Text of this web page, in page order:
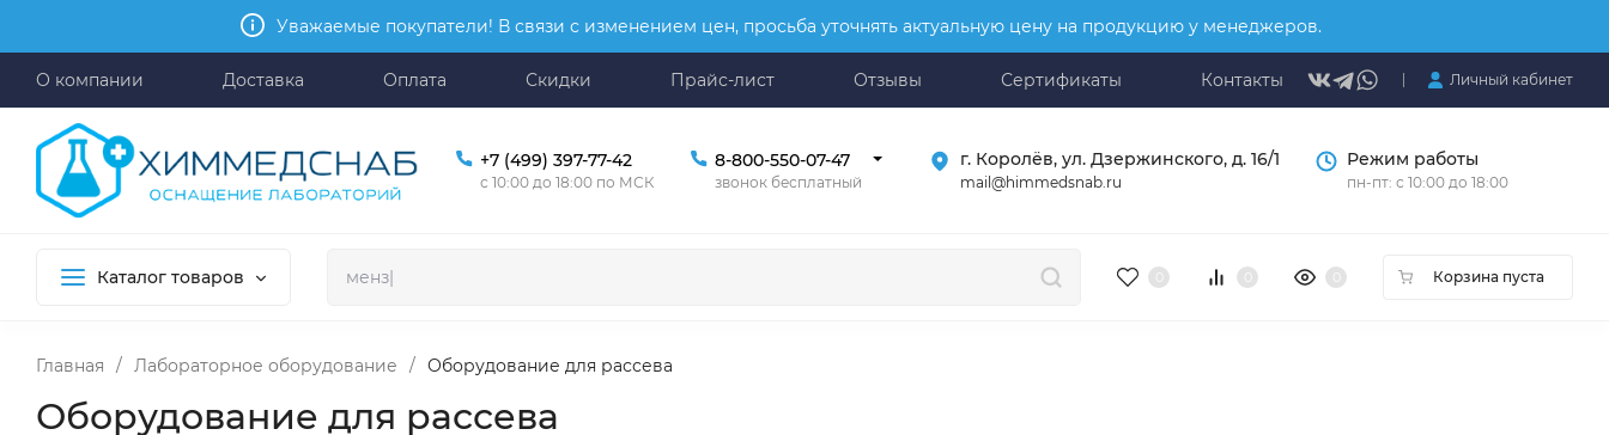
Уважаемые покупатели! В связи с изменением цен, просьба уточнять актуальную цену на продукцию у менеджеров.
О компании Доставка Оплата Скидки Прайс-лист Отзывы Сертификаты Контакты Личный кабинет
+7 (499) 397-77-42
с 10:00 до 18:00 по МСК
8-800-550-07-47
звонок бесплатный
г. Королёв, ул. Дзержинского, д. 16/1
mail@himmedsnab.ru
Режим работы
пн-пт: с 10:00 до 18:00
Каталог товаров Корзина пуста
Главная / Лабораторное оборудование / Оборудование для рассева
Оборудование для рассева